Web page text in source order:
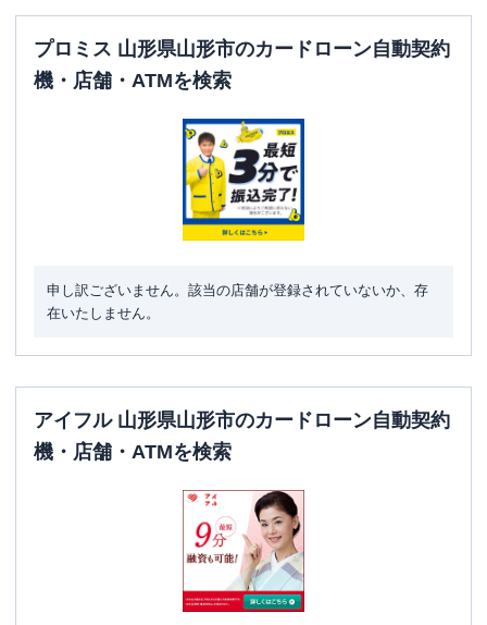
プロミス 山形県山形市のカードローン自動契約
機・店舗・ATMを検索
申し訳ございません。該当の店舗が登録されていないか、存
在いたしません。
アイフル 山形県山形市のカードローン自動契約
機・店舗・ATMを検索